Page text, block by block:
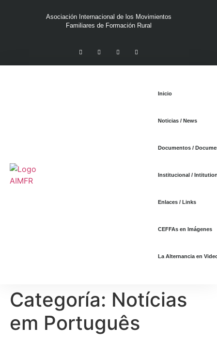
Asociación Internacional de los Movimientos
Familiares de Formación Rural
Inicio
Noticias / News
Documentos /
Institucional /
Enlaces / Links
CEFFAs en Imágenes
La Alternancia en
Categoría: Notícias
em Português